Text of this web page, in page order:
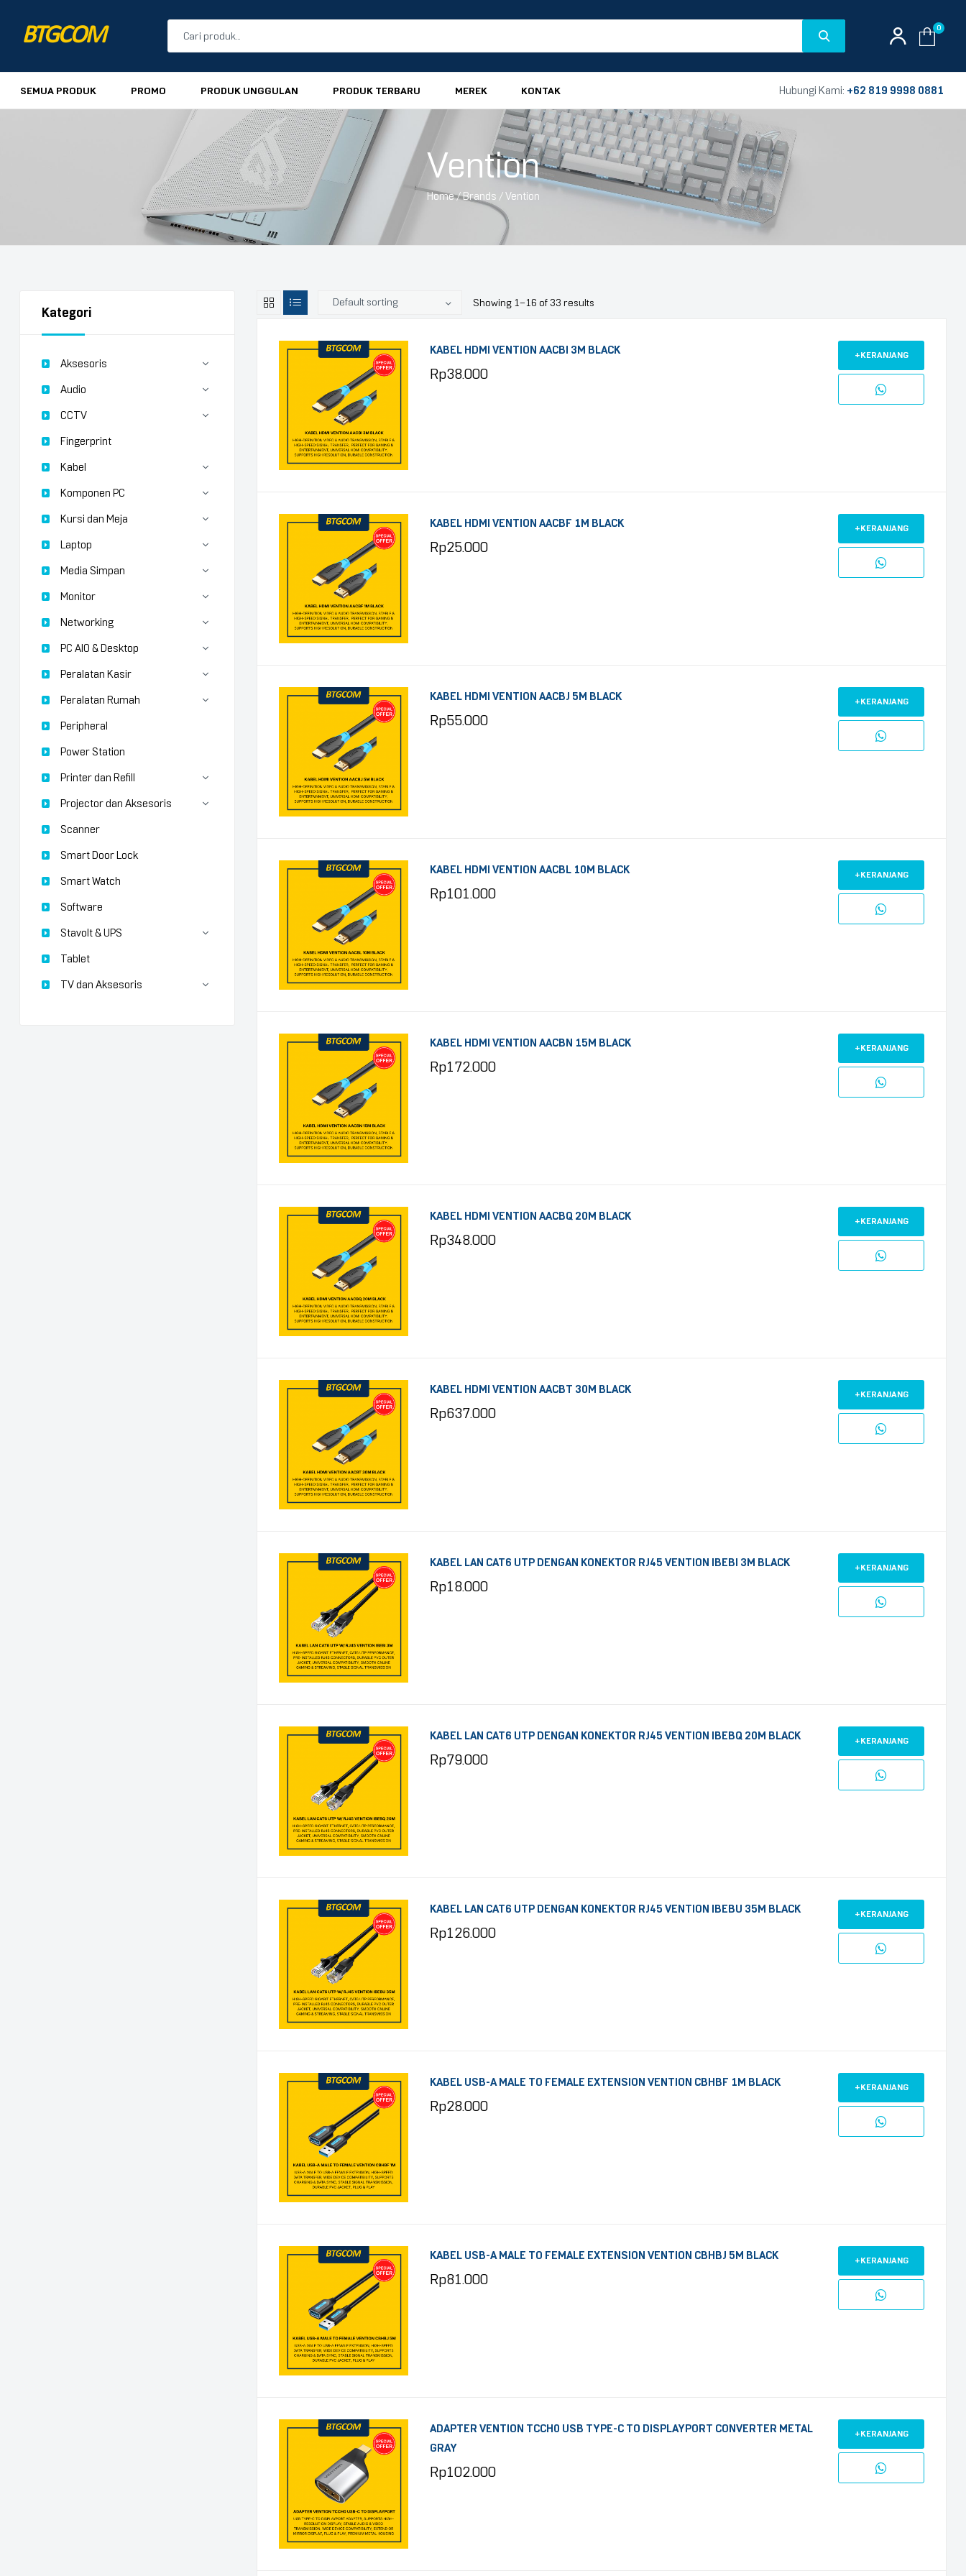
BTGCOM
PRODUK UNGGULAN
PRODUK TERBARU
0
SEMUA PRODUK PROMO PRODUK UNGGULAN PRODUK TERBARU MEREK KONTAK Hubungi Kami: +62 819 9998 0881
Vention
Home/ Brands / Vention
Showing 1–32 of 33 results
KABEL HDMI VENTION AACBI 3M BLACK
Rp38.000
+KERANJANG
KABEL HDMI VENTION AACBF 1M BLACK
Rp25.000
+KERANJANG
KABEL HDMI VENTION AACBJ 5M BLACK
Rp55.000
+KERANJANG
KABEL HDMI VENTION AACBL 10M BLACK
Rp101.000
+KERANJANG
KABEL HDMI VENTION AACBN 15M BLACK
Rp172.000
+KERANJANG
KABEL HDMI VENTION AACBQ 20M BLACK
Rp348.000
+KERANJANG
KABEL HDMI VENTION AACBT 30M BLACK
Rp637.000
+KERANJANG
KABEL LAN CAT6 UTP DENGAN KONEKTOR RJ45 VENTION IBEBI 3M BLACK
Rp18.000
+KERANJANG
KABEL LAN CAT6 UTP DENGAN KONEKTOR RJ45 VENTION IBEBQ 20M BLACK
Rp79.000
+KERANJANG
KABEL LAN CAT6 UTP DENGAN KONEKTOR RJ45 VENTION IBEBU 35M BLACK
Rp126.000
+KERANJANG
KABEL USB-A MALE TO FEMALE EXTENSION VENTION CBHBF 1M BLACK
Rp28.000
+KERANJANG
KABEL USB-A MALE TO FEMALE EXTENSION VENTION CBHBJ 5M BLACK
Rp81.000
+KERANJANG
ADAPTER VENTION TCCH0 USB TYPE-C TO DISPLAYPORT CONVERTER METAL
GRAY
Rp102.000
+KERANJANG
Kategori
Aksesoris
Audio
CCTV
Fingerprint
Kabel
Komponen PC
Kursi dan Meja
Laptop
Media Simpan
Monitor
Networking
PC AIO & Desktop
Peralatan Kasir
Peralatan Rumah
Peripheral
Power Station
Printer dan Refill
Projector dan Aksesoris
Scanner
Smart Door Lock
Smart Watch
Software
Stavolt & UPS
Tablet
TV dan Aksesoris